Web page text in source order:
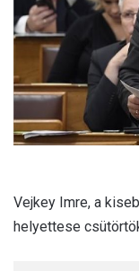
i
Vejkey Imre, a
helyettese